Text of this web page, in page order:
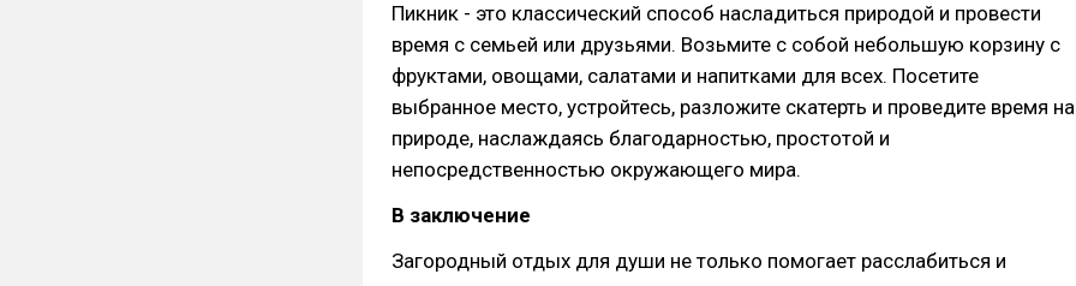
Пикник - это классический способ насладиться природой и провести
время с семьей или друзьями. Возьмите с собой небольшую корзину с
фруктами, овощами, салатами и напитками для всех. Посетите
выбранное место, устройтесь, разложите скатерть и проведите время на
природе, наслаждаясь благодарностью, простотой и
непосредственностью окружающего мира.
В заключение
Загородный отдых для души не только помогает расслабиться и